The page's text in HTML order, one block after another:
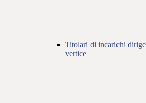
Titolari di incarichi
vertice